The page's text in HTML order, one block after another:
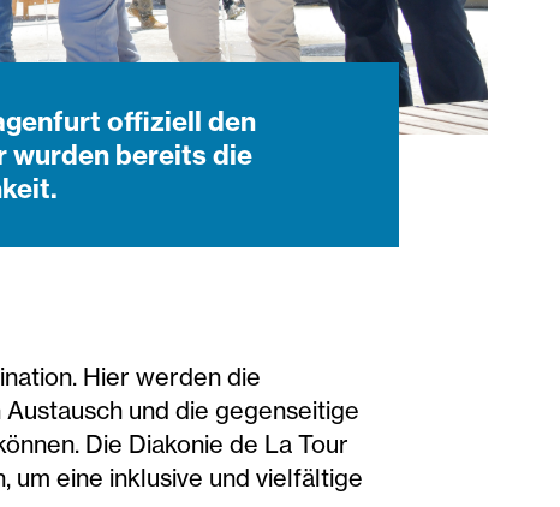
offiziell den
wurden bereits die
Hier werden die
und die gegenseitige
Die Diakonie de La Tour
um eine inklusive und vielfältige